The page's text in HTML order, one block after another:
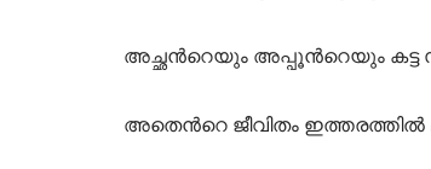
അച്ഛന്‍റെയും അപ്പൂന്‍റെയും കട്ട
അതെന്‍റെ ജീവിതം ഇത്തരത്തില്‍